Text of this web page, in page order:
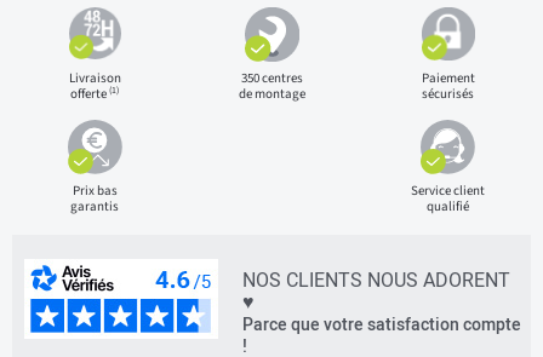
Livraison
offerte(1)
350 centres
de montage
Paiement
sécurisés
Prix bas
garantis
Service client
qualifié
NOS CLIENTS NOUS ADORENT
♥
Parce que votre satisfaction compte
!